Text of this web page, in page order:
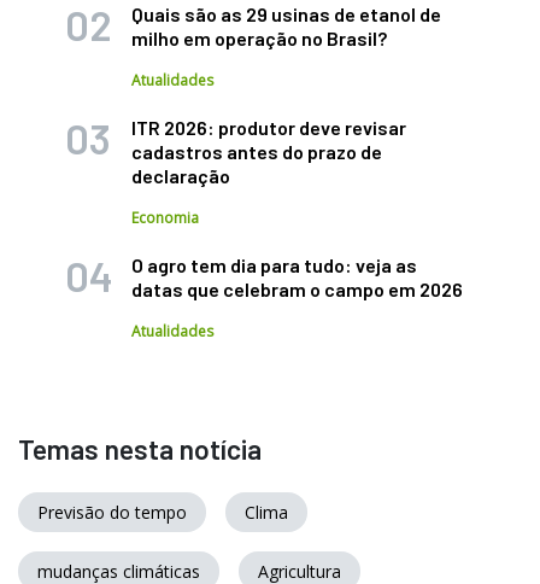
Quais são as 29 usinas de etanol de
milho em operação no Brasil?
Atualidades
ITR 2026: produtor deve revisar
cadastros antes do prazo de
declaração
Economia
O agro tem dia para tudo: veja as
datas que celebram o campo em 2026
Atualidades
Temas nesta notícia
Previsão do tempo Clima
mudanças climáticas Agricultura